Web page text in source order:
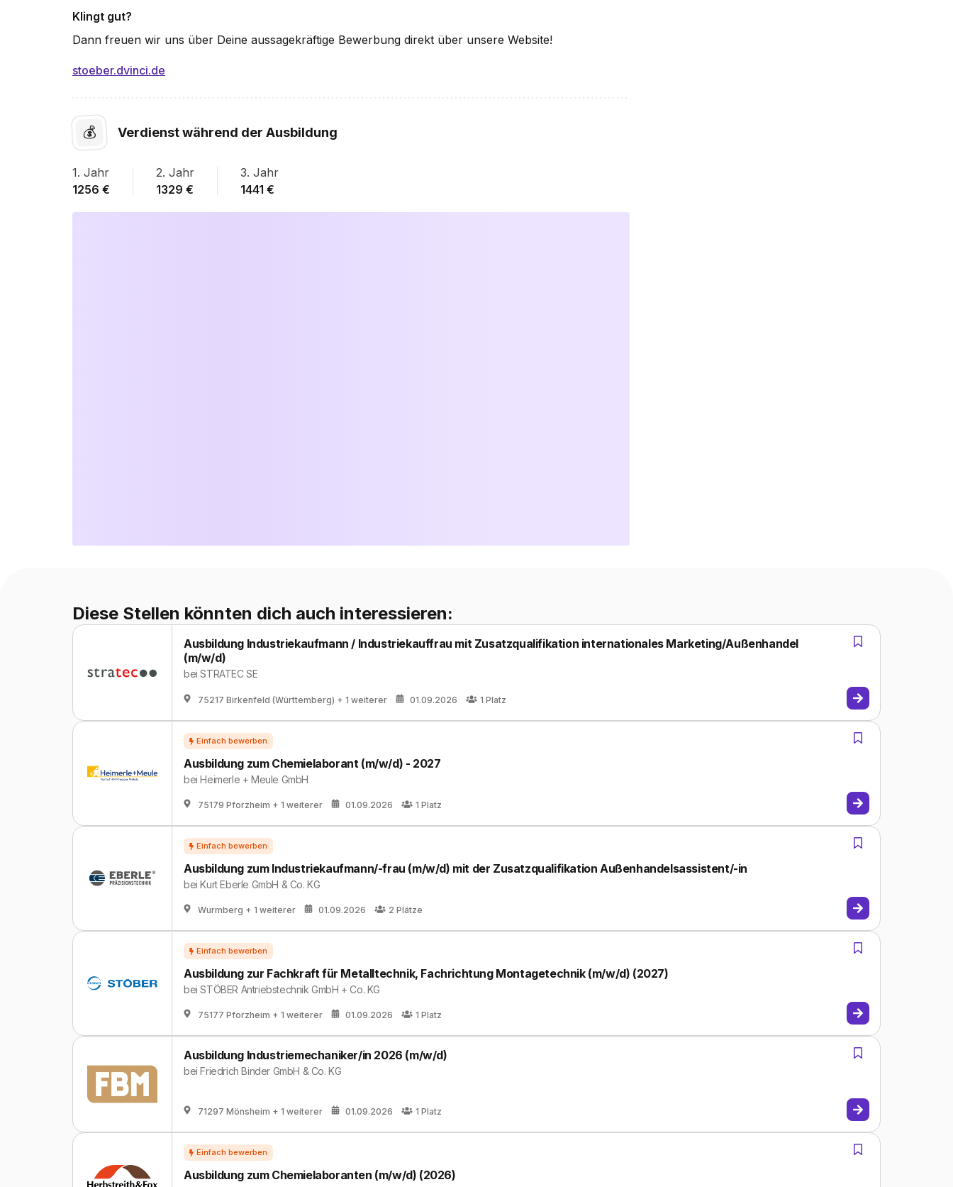
Klingt gut?
Dann freuen wir uns über Deine aussagekräftige Bewerbung direkt über unsere Website!
stoeber.dvinci.de
💰 Verdienst während der Ausbildung
1. Jahr
1256 €
2. Jahr
1329 €
3. Jahr
1441 €
Diese Stellen könnten dich auch interessieren:
Ausbildung Industriekaufmann / Industriekauffrau mit Zusatzqualifikation internationales Marketing/Außenhandel
(m/w/d)
beiSTRATEC SE
75217 Birkenfeld (Württemberg) + 1 weiterer 01.09.2026 1 Platz
Ausbildung zum Chemielaborant (m/w/d) - 2027
beiHeimerle + Meule GmbH
75179 Pforzheim + 1 weiterer 01.09.2026 1 Platz
Ausbildung zum Industriekaufmann/-frau (m/w/d) mit der Zusatzqualifikation Außenhandelsassistent/-in
beiKurt Eberle GmbH & Co. KG
Wurmberg + 1 weiterer 01.09.2026 2 Plätze
Ausbildung zur Fachkraft für Metalltechnik, Fachrichtung Montagetechnik (m/w/d) (2027)
beiSTÖBER Antriebstechnik GmbH + Co. KG
75177 Pforzheim + 1 weiterer 01.09.2026 1 Platz
Ausbildung Industriemechaniker/in 2026 (m/w/d)
beiFriedrich Binder GmbH & Co. KG
71297 Mönsheim + 1 weiterer 01.09.2026 1 Platz
Ausbildung zum Chemielaboranten (m/w/d) (2026)